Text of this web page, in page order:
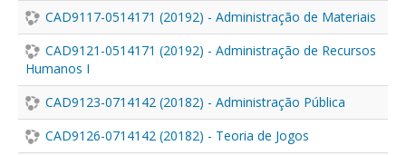
CAD9117-0514171 (20192) - Administração de Materiais
CAD9121-0514171 (20192) - Administração de Recursos
Humanos I
CAD9123-0714142 (20182) - Administração Pública
CAD9126-0714142 (20182) - Teoria de Jogos